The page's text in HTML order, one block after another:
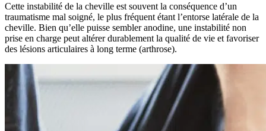
Cette instabilité de la cheville est souvent la conséquence d’un
traumatisme mal soigné, le plus fréquent étant l’entorse latérale de la
cheville. Bien qu’elle puisse sembler anodine, une instabilité non
prise en charge peut altérer durablement la qualité de vie et favoriser
des lésions articulaires à long terme (arthrose).